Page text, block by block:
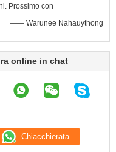
Prossimo con
—— Warunee Nahauythong
online in chat